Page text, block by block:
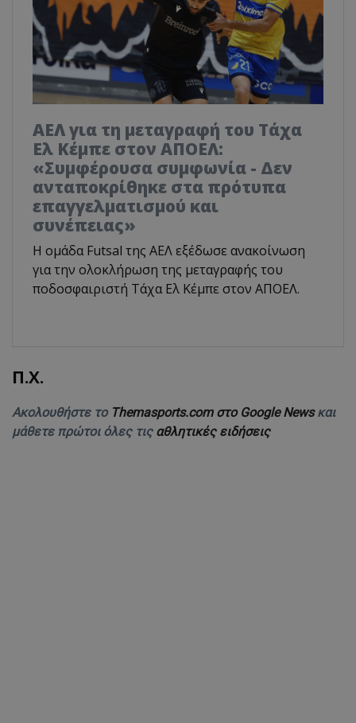
ΑΕΛ για τη μεταγραφή του Τάχα
Ελ Κέμπε στον ΑΠΟΕΛ:
«Συμφέρουσα συμφωνία - Δεν
ανταποκρίθηκε στα πρότυπα
επαγγελματισμού και
συνέπειας»
Η ομάδα Futsal της ΑΕΛ εξέδωσε ανακοίνωση
για την ολοκλήρωση της μεταγραφής του
ποδοσφαιριστή Τάχα Ελ Κέμπε στον ΑΠΟΕΛ.
Π.Χ.
Ακολουθήστε το Themasports.com στο Google Newsκαι
μάθετε πρώτοι όλες τις αθλητικές ειδήσεις